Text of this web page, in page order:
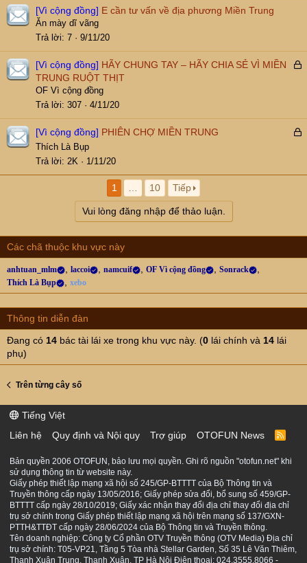
[Vì cộng đồng] E cần tư vấn về địa phương Miền Trung
Ăn mày dĩ vãng
Trả lời 7 9/11/20
Đ
ó
a
[Vì cộng đồng] HÃY CHUNG TAY – HÃY CHIA SẺ VÌ MIỀN
TRUNG RUỘT THỊT
OF Vì cộng đồng
Trả lời 307 4/11/20
Đ
[Vì cộng đồng] PHIÊN CHỢ MIỀN TRUNG
Thích Là Bụp
Trả lời
2K 1/11/20
1 10 Tiếp
Vui lòng đăng nhập để thảo luận.
Các chã thuộc khu vực này
anhtuan_mlm laccoi namcuif OF Vì cộng đồng
Sonrack
Thích Là Bụp
xebo
Thông tin diễn đàn
Đang có 14 bác tài lái xe trong khu vực này. (0 lái chính và 14 lái
phụ)
Trên từng cây số
Tiếng Việt
Liên hệ
Quy định và Nội quy Trợ giúp OTOFUN News
R
S
Bản quyền 2006 OTOFUN, bảo lưu mọi quyền. Ghi rõ nguồn "otofun.net" khi
sử dụng thông tin từ website này.
Giấy phép thiết lập mạng xã hội số 245/GP-BTTTT của Bộ Thông tin và
Truyền thông cấp ngày 13/05/2016; Giấy phép sửa đổi, bổ sung số 459/GP-
BTTTT cấp ngày 28/10/2019; Giấy xác nhận thay đổi địa chỉ thay đổi địa chỉ
trụ sở chính trong Giấy phép thiết lập mạng xã hội trên mạng số 137/GXN-
PTTH&TTĐT cấp ngày 28/06/2024 của Bộ Thông tin và Truyền thông.
Tên doanh nghiệp: Công ty Cổ phần OTV Truyền thông (OTV Media) Địa chỉ
trụ sở chính: T05-VP21, Tầng 5 Tòa nhà Stellar Garden, Số 35 Lê Văn Thiêm,
Thanh Xuân Trung, Thanh Xuân, TP Hà Nội Điện thoại: 024.3555.8066 -